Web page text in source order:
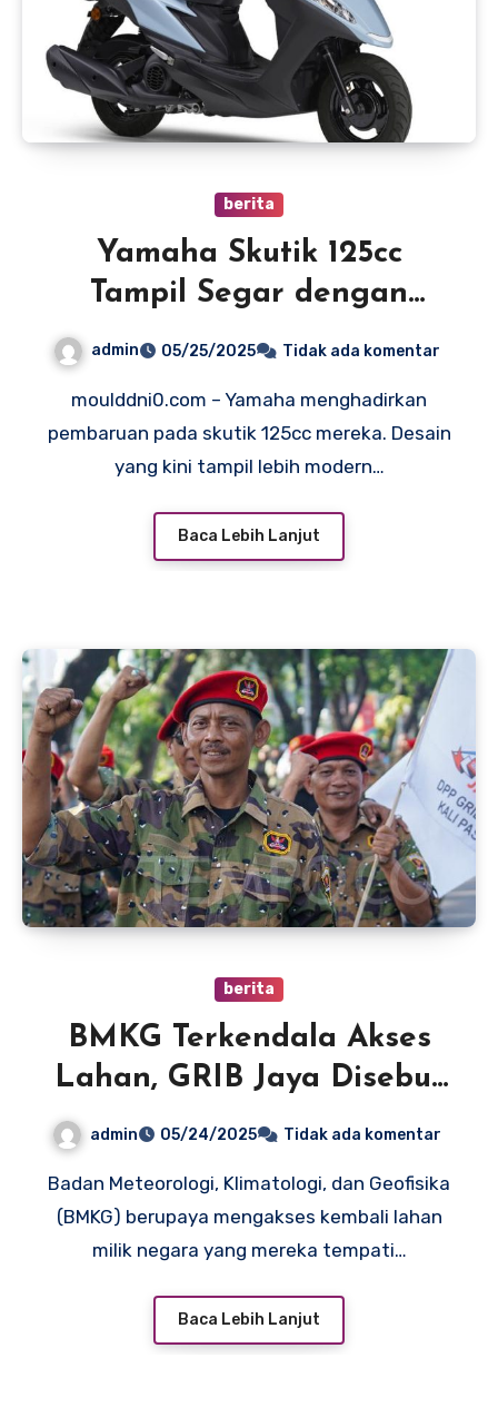
berita
Yamaha Skutik 125cc
Tampil Segar dengan
Harga Mulai Rp 30 Jutaan
admin 05/25/2025 Tidak ada komentar
moulddni0.com – Yamaha menghadirkan
pembaruan pada skutik 125cc mereka. Desain
yang kini tampil lebih modern…
Baca Lebih Lanjut
berita
BMKG Terkendala Akses
Lahan, GRIB Jaya Disebut
Tuntut Rp 5 Miliar untuk
admin 05/24/2025 Tidak ada komentar
Badan Meteorologi, Klimatologi, dan Geofisika
(BMKG) berupaya mengakses kembali lahan
milik negara yang mereka tempati…
Baca Lebih Lanjut